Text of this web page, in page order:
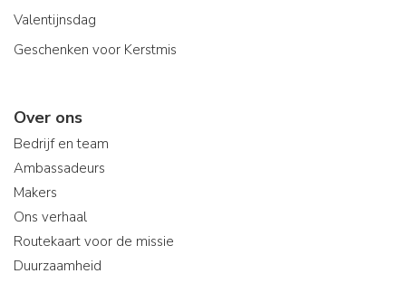
Valentijnsdag
Geschenken voor Kerstmis
Over ons
Bedrijf en team
Ambassadeurs
Makers
Ons verhaal
Routekaart voor de missie
Duurzaamheid